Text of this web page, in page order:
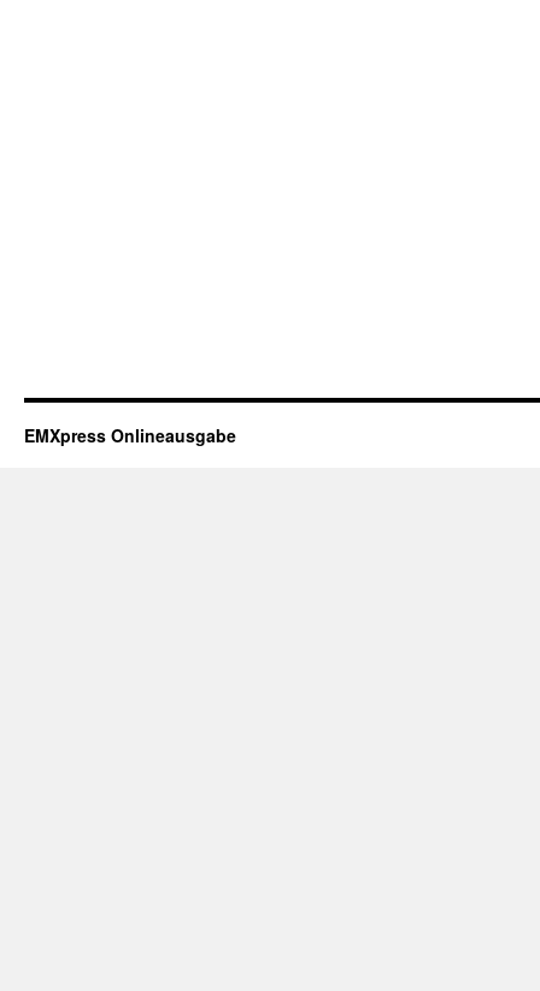
EMXpress Onlineausgabe